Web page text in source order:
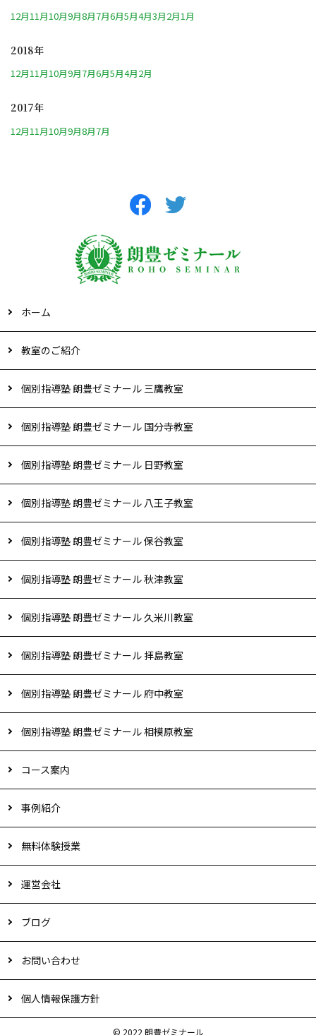
12月11月10月9月8月7月6月5月4月3月2月1月
2018年
12月11月10月9月7月6月5月4月2月
2017年
12月11月10月9月8月7月
ホーム
教室のご紹介
個別指導塾 朗豊ゼミナール 三鷹教室
個別指導塾 朗豊ゼミナール 国分寺教室
個別指導塾 朗豊ゼミナール 日野教室
個別指導塾 朗豊ゼミナール 八王子教室
個別指導塾 朗豊ゼミナール 保谷教室
個別指導塾 朗豊ゼミナール 秋津教室
個別指導塾 朗豊ゼミナール 久米川教室
個別指導塾 朗豊ゼミナール 拝島教室
個別指導塾 朗豊ゼミナール 府中教室
個別指導塾 朗豊ゼミナール 相模原教室
コース案内
事例紹介
無料体験授業
運営会社
ブログ
お問い合わせ
個人情報保護方針
© 2022 朗豊ゼミナール